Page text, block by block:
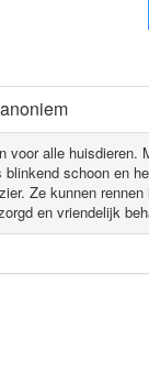
anoniem
voor alle huisdieren.
schoon en
Ze kunnen
en vriendelijk